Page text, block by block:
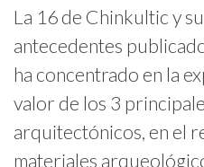
La 16 de Chinkultic y
antecedentes
ha concentrado en la
valor de los 3
arquitectónicos, en el
materiales